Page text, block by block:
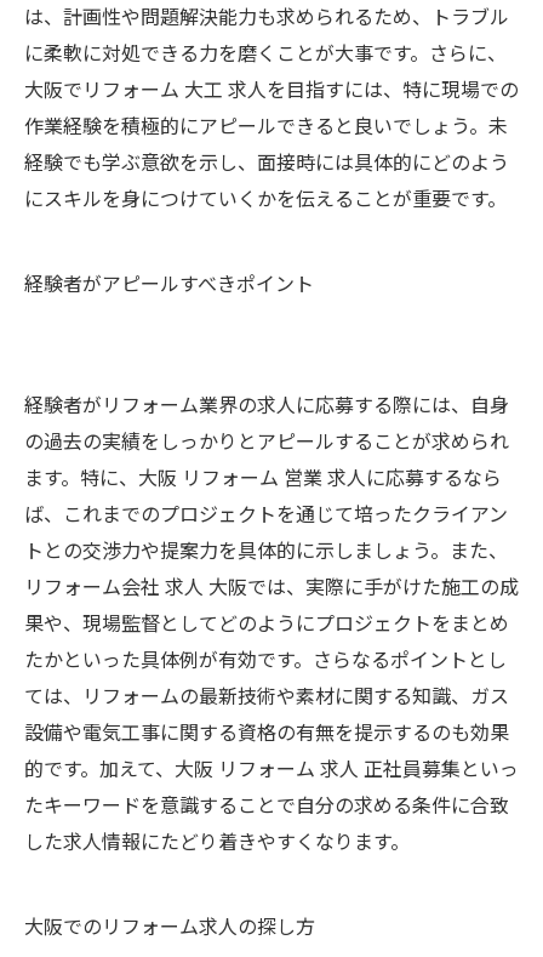
は、計画性や問題解決能力も求められるため、トラブル
に柔軟に対処できる力を磨くことが大事です。さらに、
大阪でリフォーム 大工 求人を目指すには、特に現場での
作業経験を積極的にアピールできると良いでしょう。未
経験でも学ぶ意欲を示し、面接時には具体的にどのよう
にスキルを身につけていくかを伝えることが重要です。
経験者がアピールすべきポイント
経験者がリフォーム業界の求人に応募する際には、自身
の過去の実績をしっかりとアピールすることが求められ
ます。特に、大阪 リフォーム 営業 求人に応募するなら
ば、これまでのプロジェクトを通じて培ったクライアン
トとの交渉力や提案力を具体的に示しましょう。また、
リフォーム会社 求人 大阪では、実際に手がけた施工の成
果や、現場監督としてどのようにプロジェクトをまとめ
たかといった具体例が有効です。さらなるポイントとし
ては、リフォームの最新技術や素材に関する知識、ガス
設備や電気工事に関する資格の有無を提示するのも効果
的です。加えて、大阪 リフォーム 求人 正社員募集といっ
たキーワードを意識することで自分の求める条件に合致
した求人情報にたどり着きやすくなります。
大阪でのリフォーム求人の探し方